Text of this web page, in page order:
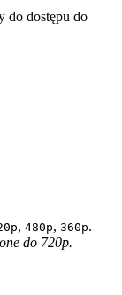
do dostępu do
, 480p, 360p.
do 720p.